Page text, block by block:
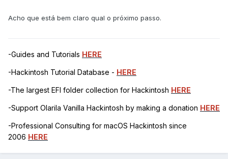
Acho que está bem claro qual o próximo passo.
-Guides and Tutorials HERE
-Hackintosh Tutorial Database - HERE
-The largest EFI folder collection for Hackintosh HERE
-Support Olarila Vanilla Hackintosh by making a donation HERE
-Professional Consulting for macOS Hackintosh since
2006 HERE